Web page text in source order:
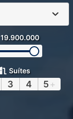
19.900.000
Suítes
3 4 5+